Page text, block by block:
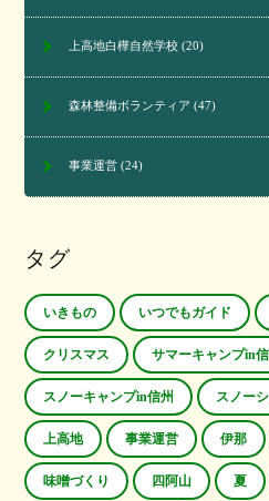
上高地白樺自然学校(20)
森林整備ボランティア (47)
事業運営(24)
タグ
いきもの いつでもガイド
クリスマス サマーキャンプin
スノーキャンプin信州 スノー
上高地 事業運営 伊那
味噌づくり 四阿山 夏